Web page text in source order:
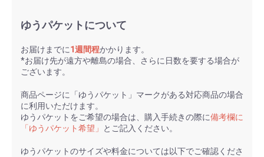
ゆうパケットについて
お届けまでに1週間程かかります。
*お届け先が遠方や離島の場合、さらに日数を要する場合が
ございます。
商品ページに「ゆうパケット」マークがある対応商品の場合
に利用いただけます。
ゆうパケットをご希望の場合は、購入手続きの際に備考欄に
「ゆうパケット希望」
とご記入ください。
ゆうパケットのサイズや料金については以下でご確認くださ